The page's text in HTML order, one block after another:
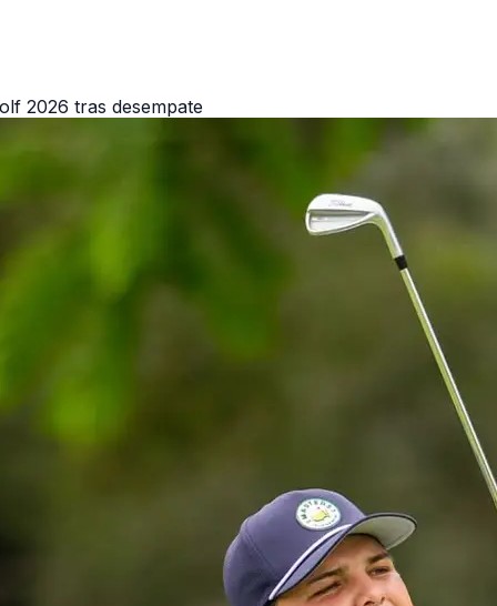
2026 tras desempate